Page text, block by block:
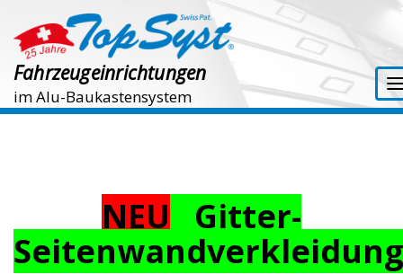
Fahrzeugeinrichtungen
im Alu-Baukastensystem
NEU Gitter-